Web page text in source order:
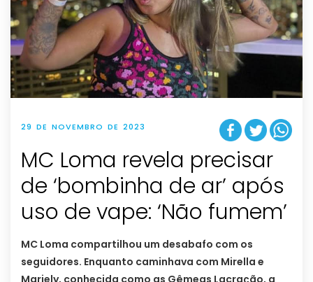
29 DE NOVEMBRO DE 2023
MC Loma revela precisar
de ‘bombinha de ar’ após
uso de vape: ‘Não fumem’
MC Loma compartilhou um desabafo com os
seguidores. Enquanto caminhava com Mirella e
Mariely, conhecida como as Gêmeas Lacração, a